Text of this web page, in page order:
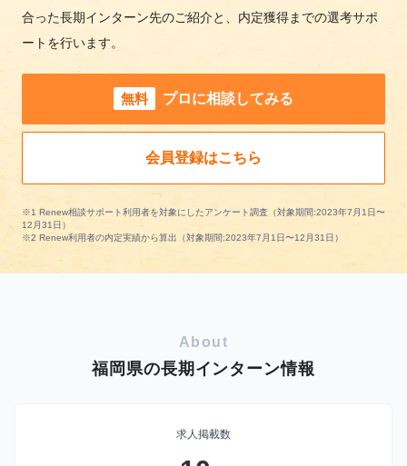
合った長期インターン先のご紹介と、内定獲得までの選考サポ
ートを行います。
無料 プロに相談してみる
会員登録はこちら
※1 Renew相談サポート利用者を対象にしたアンケート調査（対象期間:2023年7月1日〜
12月31日）
※2 Renew利用者の内定実績から算出（対象期間:2023年7月1日〜12月31日）
About
福岡県の長期インターン情報
求人掲載数